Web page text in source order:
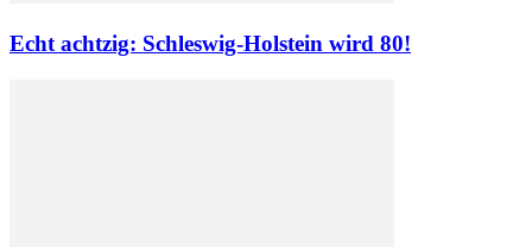
Echt achtzig: Schleswig-Holstein wird 80!